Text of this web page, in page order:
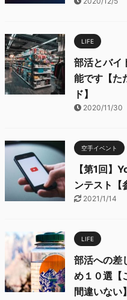
LIFE
部活とバイ
能です【た
ド】
2020/11/30
空手イベント
【第1回】
ンテスト【
2021/1/14
LIFE
部活への差
め１０選【
間違いない】